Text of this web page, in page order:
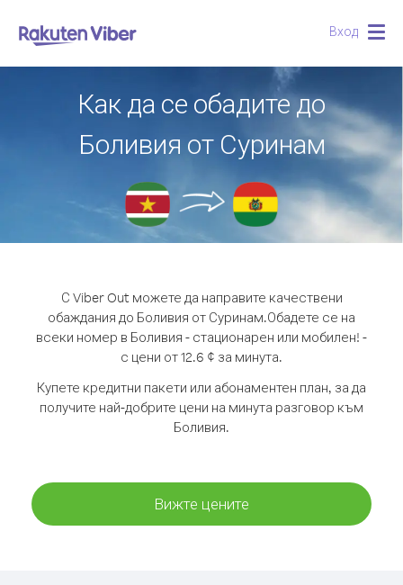
Вход
Как да се обадите до
Боливия от Суринам
С Viber Out можете да направите качествени
обаждания до Боливия от Суринам.Обадете се на
всеки номер в Боливия - стационарен или мобилен! -
с цени от 12.6 ¢ за минута.
Купете кредитни пакети или абонаментен план, за да
получите най-добрите цени на минута разговор към
Боливия.
Вижте цените